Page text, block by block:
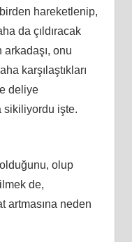
hareketlenip,
da çıldıracak
arkadaşı, onu
karşılaştıkları
deliye
sikiliyordu işte.
olup
de,
artmasına neden